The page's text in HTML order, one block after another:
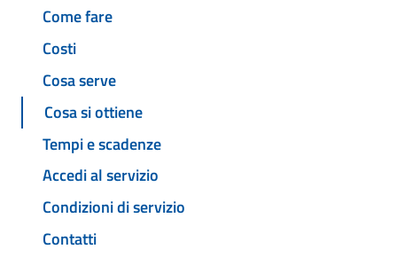
Come fare
Costi
Cosa serve
Cosa si ottiene
Tempi e scadenze
Accedi al servizio
Condizioni di servizio
Contatti